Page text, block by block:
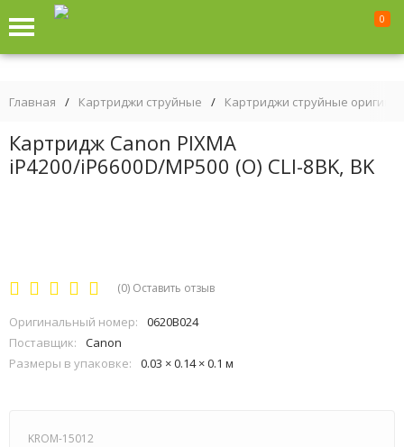
0
Главная / Картриджи струйные / Картриджи струйные
Картридж Canon PIXMA
iP4200/iP6600D/MP500 (O) CLI-8BK, BK
(0) Оставить отзыв
Оригинальный номер:
0620B024
Поставщик:
Canon
Размеры в упаковке:
0.03 × 0.14 × 0.1 м
KROM-15012